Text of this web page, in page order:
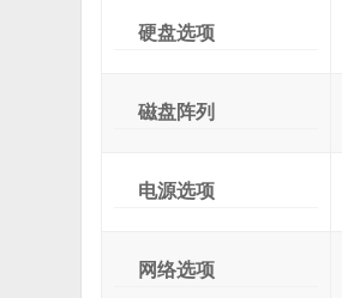
硬盘选项
磁盘阵列
电源选项
网络选项